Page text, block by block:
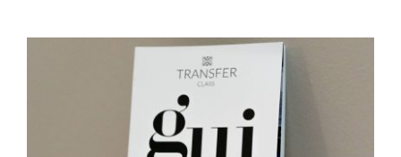
era:
120,00 €.
90,00 €.